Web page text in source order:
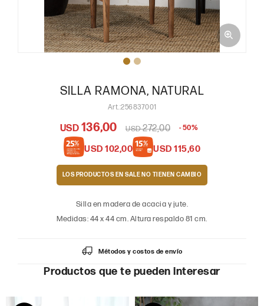
SILLA RAMONA, NATURAL
256837001
USD 136,00 USD272,00 50
USD 102,00 USD 115,60
LOS PRODUCTOS EN SALE
Silla en madera de acacia y jute.
Medidas: 44 x 44 cm. Altura respaldo 81 cm.
Métodos y costos de envío
Productos que te pueden interesar